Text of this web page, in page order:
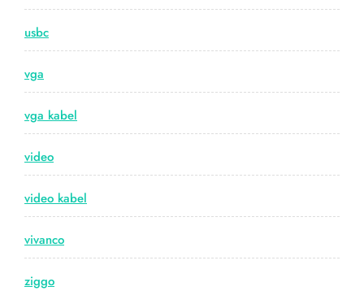
usbc
vga
vga kabel
video
video kabel
vivanco
ziggo